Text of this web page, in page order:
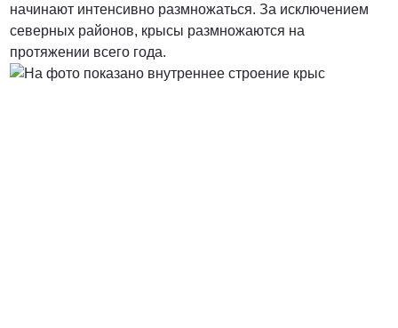
начинают интенсивно размножаться. За исключением
северных районов, крысы размножаются на
протяжении всего года.